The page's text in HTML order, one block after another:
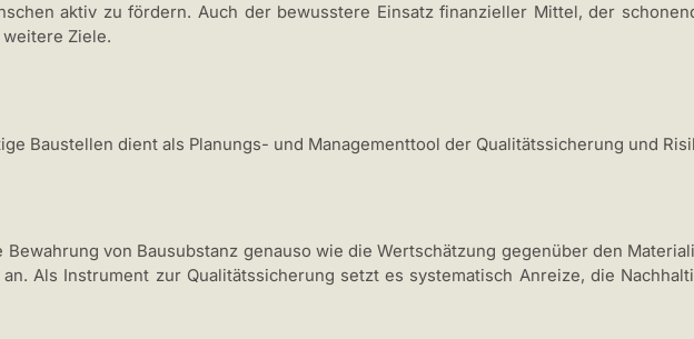
aktiv zu fördern. Auch der bewusstere Einsatz finanzieller Mittel, der
Ziele.
Baustellen dient als Planungs- und Managementtool der Qualitätssicherung und
Bewahrung von Bausubstanz genauso wie die Wertschätzung gegenüber den
Als Instrument zur Qualitätssicherung setzt es systematisch Anreize, die